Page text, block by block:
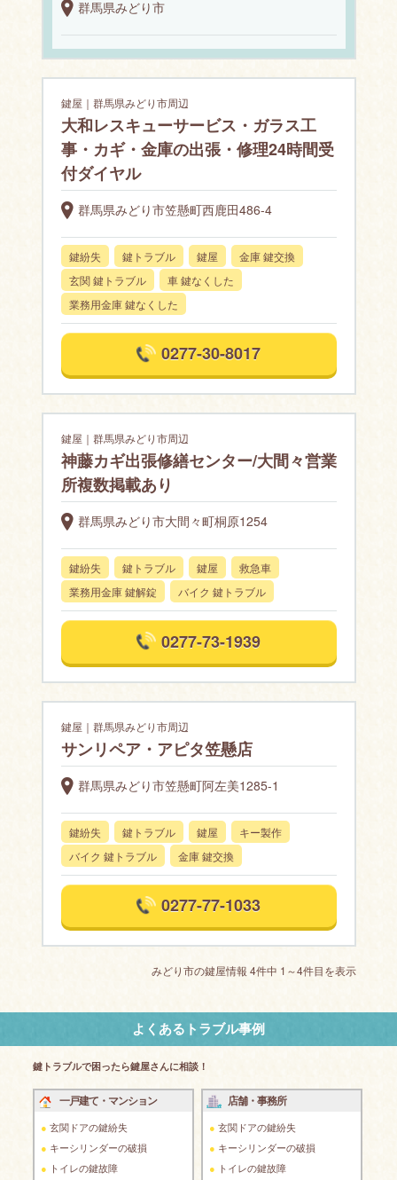
群馬県みどり市
鍵屋｜群馬県みどり市周辺
大和レスキューサービス・ガラス工
事・カギ・金庫の出張・修理24時間受
付ダイヤル
群馬県みどり市笠懸町西鹿田486-4
鍵紛失 鍵トラブル 鍵屋
金庫 鍵交換
玄関 鍵トラブル
車 鍵なくした
業務用金庫 鍵なくした
0277-30-8017
鍵屋｜群馬県みどり市周辺
神藤カギ出張修繕センター/大間々営業
所複数掲載あり
群馬県みどり市大間々町桐原1254
鍵紛失 鍵トラブル 鍵屋
救急車
業務用金庫 鍵解錠
バイク 鍵トラブル
0277-73-1939
鍵屋｜群馬県みどり市周辺
サンリペア・アピタ笠懸店
群馬県みどり市笠懸町阿左美1285-1
鍵紛失 鍵トラブル 鍵屋
キー製作
バイク 鍵トラブル
金庫 鍵交換
0277-77-1033
みどり市の鍵屋情報 4件中 1～4件目を表示
よくあるトラブル事例
鍵トラブルで困ったら鍵屋さんに相談！
一戸建て・マンション
玄関ドアの鍵紛失
キーシリンダーの破損
トイレの鍵故障
店舗・事務所
玄関ドアの鍵紛失
キーシリンダーの破損
トイレの鍵故障